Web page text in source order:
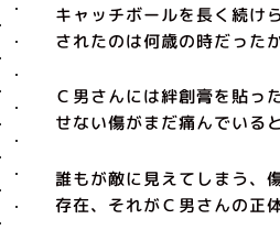
キャッチボールを長く続け
されたのは何歳の時だったか
Ｃ男さんには絆創膏を貼っ
せない傷がまだ痛んでいる
誰もが敵に見えてしまう、
存在、それがＣ男さんの正